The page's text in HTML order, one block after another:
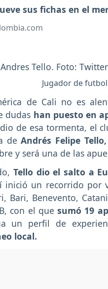
sus fichas en el
Jugador de
de Cali no es
dudas han puesto en
de esa tormenta, el
deAndrés Felipe Tello,
y será una de las
Tello dio el salto a
inició un recorrido por
Bari, Benevento,
con el quesumó 19
un perfil de
local.